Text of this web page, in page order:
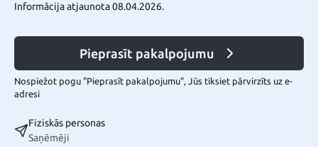
Informācija atjaunota 08.04.2026.
Pieprasīt pakalpojumu
Nospiežot pogu "Pieprasīt pakalpojumu", Jūs tiksiet pārvirzīts uz e-
adresi
Fiziskās personas
Saņēmēji